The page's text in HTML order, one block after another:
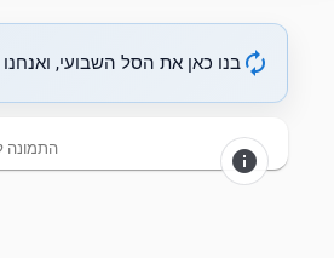
autorenew בנו כאן את הסל השבועי,
info